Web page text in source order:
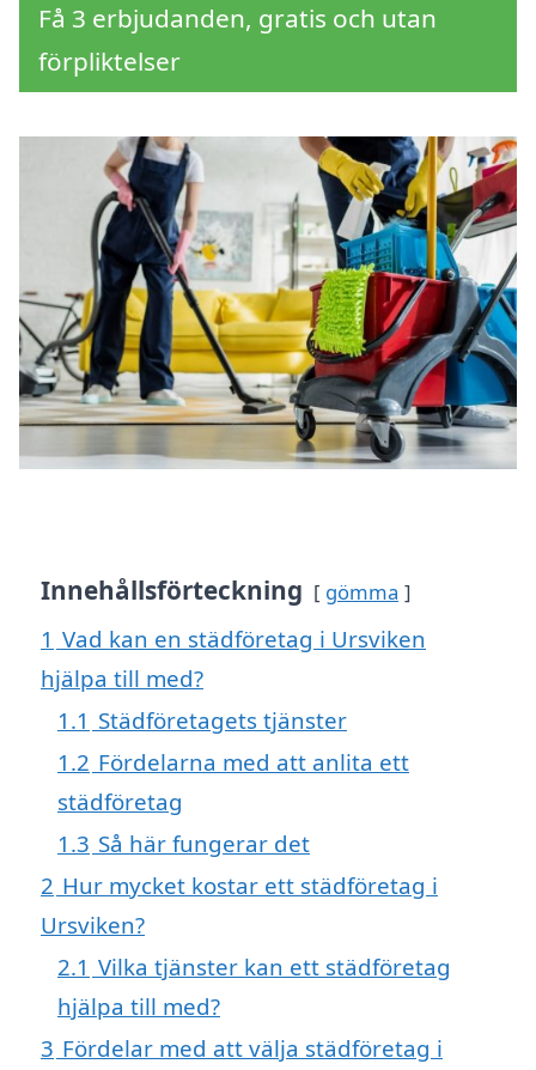
Få 3 erbjudanden, gratis och utan
förpliktelser
Innehållsförteckning gömma
1 Vad kan en städföretag i Ursviken
hjälpa till med?
1.1 Städföretagets tjänster
1.2 Fördelarna med att anlita ett
städföretag
1.3 Så här fungerar det
2 Hur mycket kostar ett städföretag i
Ursviken?
2.1 Vilka tjänster kan ett städföretag
hjälpa till med?
3 Fördelar med att välja städföretag i